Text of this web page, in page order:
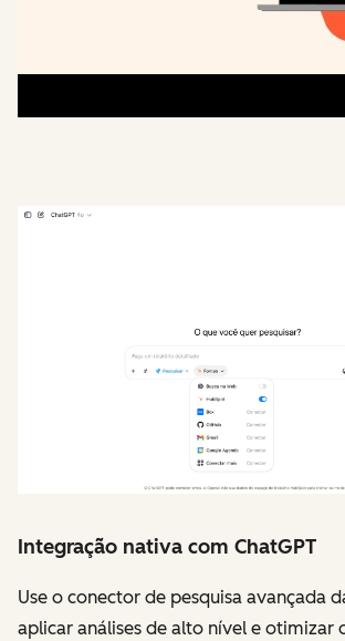
Integração nativa com ChatGPT
Use o conector de pesquisa avançada
aplicar análises de alto nível e otimizar